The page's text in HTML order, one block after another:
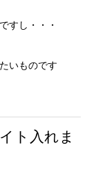
すし・・・
いものです
ト入れま